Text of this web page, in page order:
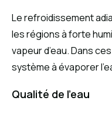
Le refroidissement
les régions à forte
vapeur d’eau. Dans
système à évaporer
Qualité de l’eau